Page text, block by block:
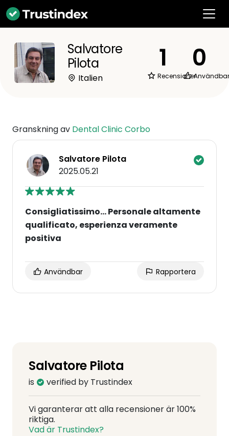
Salvatore
Pilota
Italien
1
Recensioner
0
Användbar
Granskning av Dental Clinic Corbo
Salvatore Pilota
2025.05.21
Consigliatissimo... Personale altamente
qualificato, esperienza veramente
positiva
Användbar Rapportera
Salvatore Pilota
is verified by Trustindex
Vi garanterar att alla recensioner är 100%
riktiga.
Vad är Trustindex?